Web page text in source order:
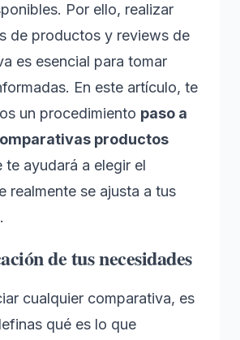
Por ello, realizar
de productos y reviews de
es esencial para tomar
En este artículo, te
un procedimiento paso a
productos
te ayudará a elegir el
realmente se ajusta a tus
de tus necesidades
cualquier comparativa, es
qué es lo que